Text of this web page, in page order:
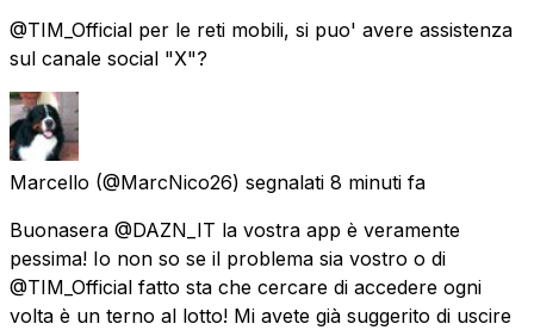
@TIM_Official per le reti mobili, si puo' avere assistenza
sul canale social "X"?
Marcello (@MarcNico26) segnalati 8 minuti fa
Buonasera @DAZN_IT la vostra app è veramente
pessima! Io non so se il problema sia vostro o di
@TIM_Official fatto sta che cercare di accedere ogni
volta è un terno al lotto! Mi avete già suggerito di uscire